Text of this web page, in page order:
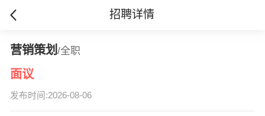
招聘详情
营销策划 /全职
面议
发布时间:2026-08-06